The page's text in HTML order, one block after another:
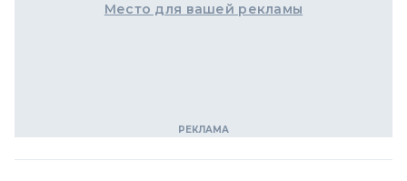
Место для вашей рекламы